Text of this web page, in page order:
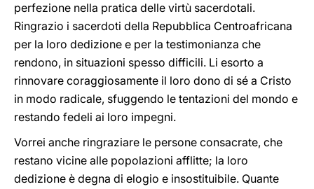
perfezione nella pratica delle virtù sacerdotali.
Ringrazio i sacerdoti della Repubblica Centroafricana
per la loro dedizione e per la testimonianza che
rendono, in situazioni spesso difficili. Li esorto a
rinnovare coraggiosamente il loro dono di sé a Cristo
in modo radicale, sfuggendo le tentazioni del mondo e
restando fedeli ai loro impegni.
Vorrei anche ringraziare le persone consacrate, che
restano vicine alle popolazioni afflitte; la loro
dedizione è degna di elogio e insostituibile. Quante